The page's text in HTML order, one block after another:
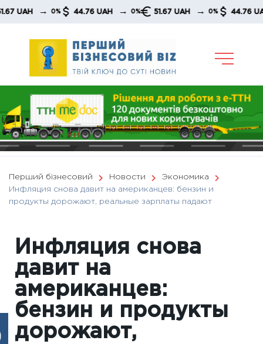
Skip
→ 0% 44.76 UAH → 0% 51.67 UAH → 0% 44.76 UAH →
Перший бізнесовий Новости
Экономика
Инфляция снова давит на американцев: бензин и
продукты дорожают, реальные зарплаты падают
Инфляция снова
давит на
американцев:
бензин и продукты
дорожают,